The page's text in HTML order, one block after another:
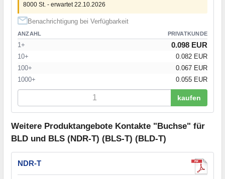
8000 St. - erwartet 22.10.2026
Benachrichtigung bei Verfügbarkeit
ANZAHL PRIVATKUNDE
1+ 0.098 EUR
10+
0.082 EUR
100+
0.067 EUR
1000+
0.055 EUR
kaufen
Weitere Produktangebote Kontakte "Buchse" für
BLD und BLS (NDR-T) (BLS-T) (BLD-T)
NDR-T